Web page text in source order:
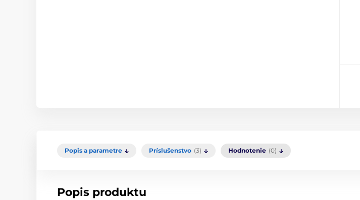
Popis a parametre Príslušenstvo (3) Hodnotenie (0)
Popis produktu